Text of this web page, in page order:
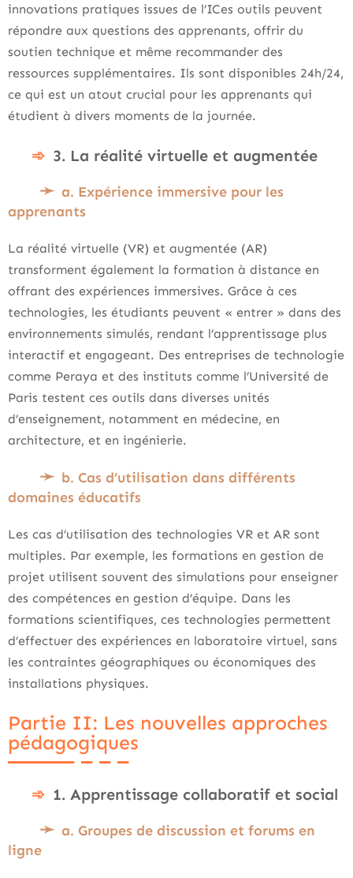
innovations pratiques issues de l’ICes outils peuvent
répondre aux questions des apprenants, offrir du
soutien technique et même recommander des
ressources supplémentaires. Ils sont disponibles 24h/24,
ce qui est un atout crucial pour les apprenants qui
étudient à divers moments de la journée.
3. La réalité virtuelle et augmentée
a. Expérience immersive pour les
apprenants
La réalité virtuelle (VR) et augmentée (AR)
transforment également la formation à distance en
offrant des expériences immersives. Grâce à ces
technologies, les étudiants peuvent « entrer » dans des
environnements simulés, rendant l’apprentissage plus
interactif et engageant. Des entreprises de technologie
comme Peraya et des instituts comme l’Université de
Paris testent ces outils dans diverses unités
d’enseignement, notamment en médecine, en
architecture, et en ingénierie.
b. Cas d’utilisation dans différents
domaines éducatifs
Les cas d’utilisation des technologies VR et AR sont
multiples. Par exemple, les formations en gestion de
projet utilisent souvent des simulations pour enseigner
des compétences en gestion d’équipe. Dans les
formations scientifiques, ces technologies permettent
d’effectuer des expériences en laboratoire virtuel, sans
les contraintes géographiques ou économiques des
installations physiques.
Partie II: Les nouvelles approches
pédagogiques
1. Apprentissage collaboratif et social
a. Groupes de discussion et forums en
ligne